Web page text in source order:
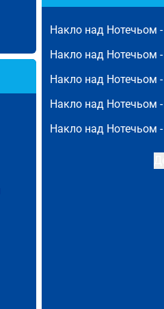
Накло над Нотечьом -
Накло над Нотечьом -
Накло над Нотечьом -
Накло над Нотечьом -
Накло над Нотечьом -